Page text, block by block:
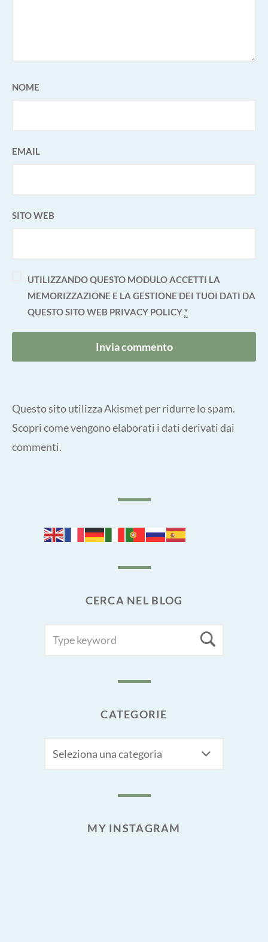
NOME
EMAIL
SITO WEB
UTILIZZANDO QUESTO MODULO ACCETTI LA
MEMORIZZAZIONE E LA GESTIONE DEI TUOI DATI DA
QUESTO SITO WEB PRIVACY POLICY*
Questo sito utilizza Akismet per ridurre lo spam.
Scopri come vengono elaborati i dati derivati dai
commenti.
CERCA NEL BLOG
FOR:
CATEGORIE
MY INSTAGRAM